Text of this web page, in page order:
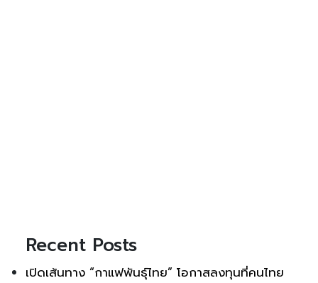
Recent Posts
เปิดเส้นทาง “กาแฟพันธุ์ไทย” โอกาสลงทุนที่คนไทย